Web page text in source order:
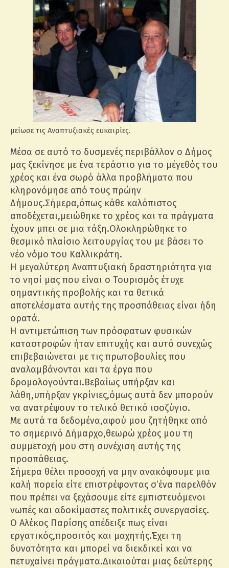
μείωσε τις Αναπτυξιακές ευκαιρίες.
Μέσα σε αυτό το δυσμενές περιβάλλον ο Δήμος
μας ξεκίνησε με ένα τεράστιο για το μέγεθός του
χρέος και ένα σωρό άλλα προβλήματα που
κληρονόμησε από τους πρώην
Δήμους.Σήμερα,όπως κάθε καλόπιστος
αποδέχεται,μειώθηκε το χρέος και τα πράγματα
έχουν μπει σε μια τάξη.Ολοκληρώθηκε το
θεσμικό πλαίσιο λειτουργίας του με βάσει το
νέο νόμο του Καλλικράτη.
Η μεγαλύτερη Αναπτυξιακή δραστηριότητα για
το νησί μας που είναι ο Τουρισμός έτυχε
σημαντικής προβολής και τα θετικά
αποτελέσματα αυτής της προσπάθειας είναι ήδη
ορατά.
Η αντιμετώπιση των πρόσφατων φυσικών
καταστροφών ήταν επιτυχής και αυτό συνεχώς
επιβεβαιώνεται με τις πρωτοβουλίες που
αναλαμβάνονται και τα έργα που
δρομολογούνται.Βεβαίως υπήρξαν και
λάθη,υπήρξαν γκρίνιες,όμως αυτά δεν μπορούν
να ανατρέψουν το τελικό θετικό ισοζύγιο.
Με αυτά τα δεδομένα,αφού μου ζητήθηκε από
το σημερινό Δήμαρχο,θεωρώ χρέος μου τη
συμμετοχή μου στη συνέχιση αυτής της
προσπάθειας.
Σήμερα θέλει προσοχή να μην ανακόψουμε μια
καλή πορεία είτε επιστρέφοντας σ’ένα παρελθόν
που πρέπει να ξεχάσουμε είτε εμπιστευόμενοι
νωπές και αδοκίμαστες πολιτικές συνεργασίες.
Ο Αλέκος Παρίσης απέδειξε πως είναι
εργατικός,προσιτός και μαχητής.Έχει τη
δυνατότητα και μπορεί να διεκδικεί και να
πετυχαίνει πράγματα.Δικαιούται μιας δεύτερης